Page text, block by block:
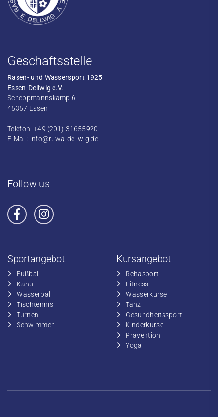
Geschäftsstelle
Rasen- und Wassersport 1925
Essen-Dellwig e.V.
Scheppmannskamp 6
45357 Essen
Telefon: +49 (201) 31655920
E-Mail: info@ruwa-dellwig.de
Follow us
Sportangebot
Fußball
​Kanu
​Wasserball
​Tischtennis
​​Turnen
​​Schwimmen
Kursangebot
​Rehasport
​​Fitness
​​Wasserkurse
​​Tanz
​Gesundheitssport
​Kinderkurse
Prävention
Yoga